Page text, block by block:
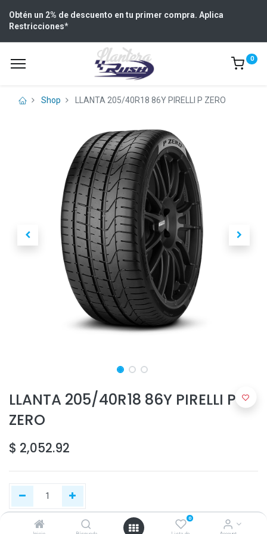
0
Obtén un 2% de descuento en tu primer compra. Aplica
Restricciones*
0
Shop LLANTA 205/40R18 86Y PIRELLI P ZERO
LLANTA 205/40R18 86Y PIRELLI P
ZERO
$ 2,052.92